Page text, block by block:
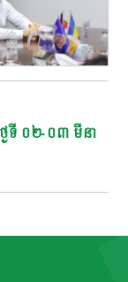
ៃទី ០២-០៣ មីនា